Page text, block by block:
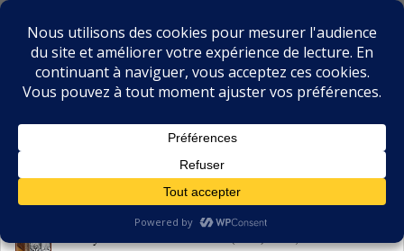
BIBLIOPHILIE.COM
LE BLOG DU BIBLIOPHILE, DES BIBLIOPHILES, DE LA
LE LIVRE DU JOUR